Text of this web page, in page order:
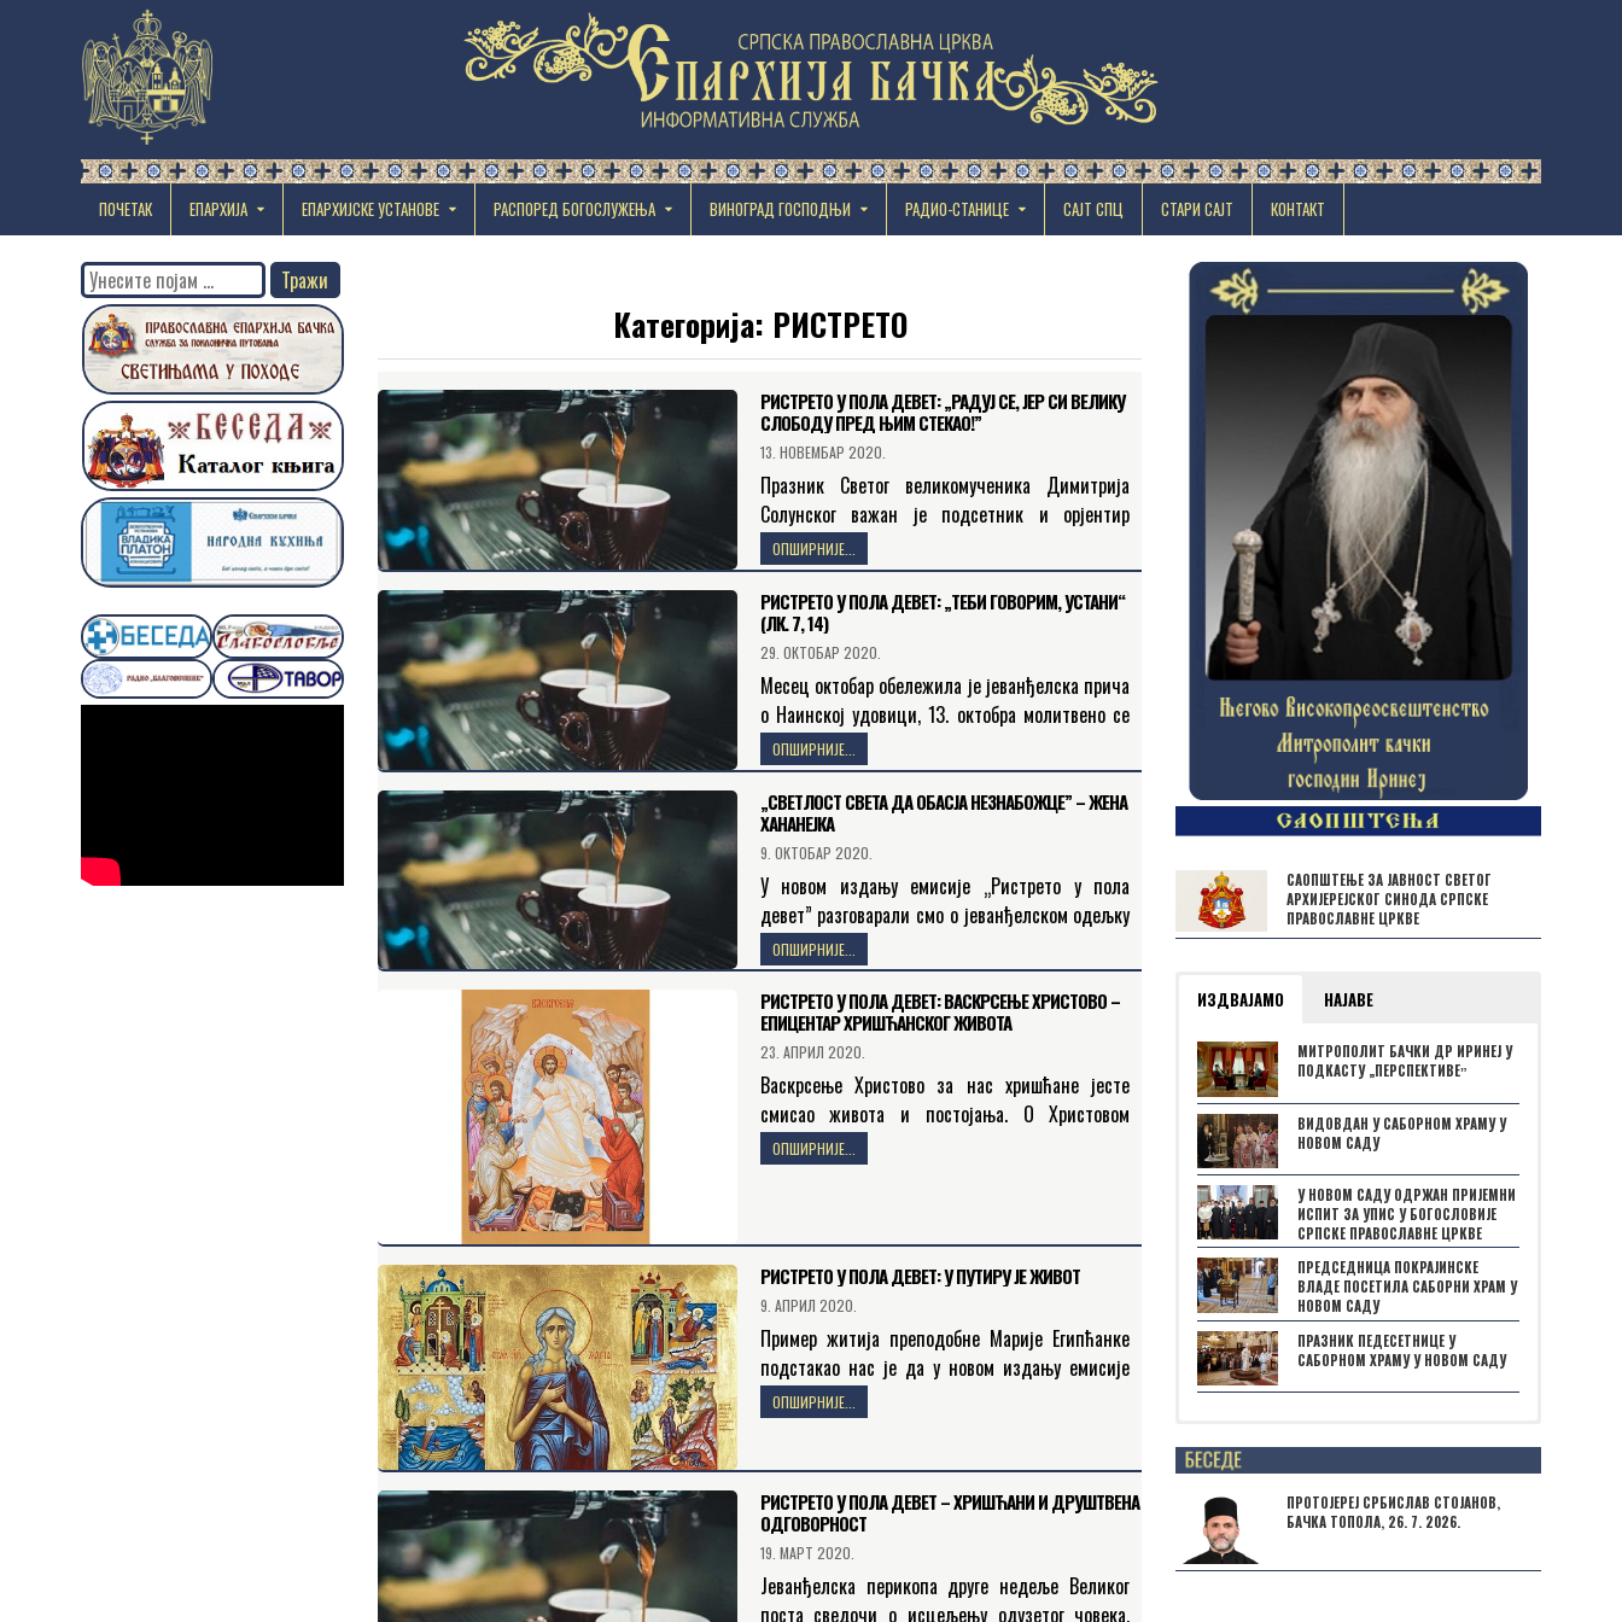
ПОЧЕТАК ЕПАРХИЈА EПАРХИЈСКЕ УСТАНОВЕ РАСПОРЕД БОГОСЛУЖЕЊА ВИНОГРАД ГОСПОДЊИ РАДИО-СТАНИЦЕ САЈТ СПЦ СТАРИ САЈТ КОНТАКТ
Категорија: РИСТРЕТО
РИСТРЕТО У ПОЛА ДЕВЕТ: „РАДУЈ СЕ, ЈЕР СИ ВЕЛИКУ
СЛОБОДУ ПРЕД ЊИМ СТЕКАО!”
13. НОВЕМБАР 2020.
Празник Светог великомученика Димитрија
Солунског важан је подсетник и орјентир
човеку нашег времена да негује блискост и
молитвени однос са светитељима, и
истовремено је драгоцено…
ОПШИРНИЈЕ...
РИСТРЕТО У ПОЛА ДЕВЕТ: „ТЕБИ ГОВОРИМ, УСТАНИ“
(ЛК. 7, 14)
29. ОКТОБАР 2020.
Месец октобар обележила је јеванђелска прича
о Наинској удовици, 13. октобра молитвено се
сећамо новомученице Свете Злате Мегленске,
21. октобар је посвећен Дану сећања на…
ОПШИРНИЈЕ...
„СВЕТЛОСТ СВЕТА ДА ОБАСЈА НЕЗНАБОЖЦЕ” – ЖЕНА
ХАНАНЕЈКА
9. ОКТОБАР 2020.
У новом издању емисије „Ристрето у пола
девет” разговарали смо о јеванђелском одељку
по Матеју, о жени Хананејки. У њеној најтежој
животној борби за оздрављење…
ОПШИРНИЈЕ...
РИСТРЕТО У ПОЛА ДЕВЕТ: ВАСКРСЕЊЕ ХРИСТОВО –
ЕПИЦЕНТАР ХРИШЋАНСКОГ ЖИВОТА
23. АПРИЛ 2020.
Васкрсење Христово за нас хришћане јесте
смисао живота и постојања. О Христовом
Васкрсењу као темељу и самој суштини
хришћанске вере свети апостол Павле је
ОПШИРНИЈЕ...
РИСТРЕТО У ПОЛА ДЕВЕТ: У ПУТИРУ ЈЕ ЖИВОТ
9. АПРИЛ 2020.
Пример житија преподобне Марије Египћанке
подстакао нас је да у новом издању емисије
„Ристрето у пола девет” наш разговор
започнемо промишљањем о смирењу као
ОПШИРНИЈЕ...
РИСТРЕТО У ПОЛА ДЕВЕТ – ХРИШЋАНИ И ДРУШТВЕНА
ОДГОВОРНОСТ
19. МАРТ 2020.
Јеванђелска перикопа друге недеље Великог
поста сведочи о исцељењу одузетог човека,
Search
for:
САОПШТЕЊЕ ЗА ЈАВНОСТ СВЕТОГ
АРХИЈЕРЕЈСКОГ СИНОДА СРПСКЕ
ПРАВОСЛАВНЕ ЦРКВЕ
ИЗДВАЈАМО НАЈАВЕ
МИТРОПОЛИТ БАЧКИ ДР ИРИНЕЈ У
ПОДКАСТУ „ПЕРСПЕКТИВЕˮ
ВИДОВДАН У САБОРНОМ ХРАМУ У
НОВОМ САДУ
У НОВОМ САДУ ОДРЖАН ПРИЈЕМНИ
ИСПИТ ЗА УПИС У БОГОСЛОВИЈЕ
СРПСКЕ ПРАВОСЛАВНЕ ЦРКВЕ
ПРЕДСЕДНИЦА ПОКРАЈИНСКЕ
ВЛАДЕ ПОСЕТИЛА САБОРНИ ХРАМ У
НОВОМ САДУ
ПРАЗНИК ПЕДЕСЕТНИЦЕ У
САБОРНОМ ХРАМУ У НОВОМ САДУ
Posts not found
ПРОТОЈЕРЕЈ СРБИСЛАВ СТОЈАНОВ,
БАЧКА ТОПОЛА, 26. 7. 2026.